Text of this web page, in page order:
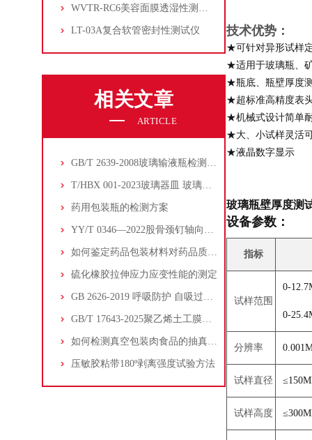
WVTR-RC6美容面膜透湿性测试仪
LT-03A复合软管密封性测试仪
相关文章
ARTICLE
GB/T 2639-2008玻璃输液瓶检测项目有哪些
T/HBX 001-2023玻璃器皿 玻璃杯内应力测试方法
药用包装瓶的检测方案
YY/T 0346—2022股骨颈钉轴向插入力测定方法
如何鉴定药品包装材料对药品质量的影响？
硫化橡胶拉伸应力应变性能的测定
GB 2626-2019 呼吸防护 自吸过滤式防颗粒物呼吸器
GB/T 17643-2025聚乙烯土工膜测试项目及相关检测仪器设备介绍
如何检测真空包装肉食品的抽真空效果？
压敏胶粘带180º剥离强度试验方法
技术优势：
★可针对异形试样
★适用于玻璃瓶、
★瓶底、瓶壁厚度
★超标准高精度表
★机械式设计简单
★大、小试样灵活
★液晶数字显示
玻璃瓶壁厚度测
设备参数：
指标
试样范围
0-
0-
分辨率
试样直径
试样高度